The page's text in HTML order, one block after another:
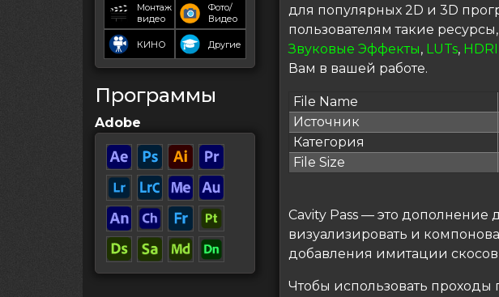
Монтаж
видео
Фото/
Видео
КИНО Другие
Программы
Adobe
для популярных 2D и 3D
пользователям такие
Звуковые Эффекты, LUTs, HDRI
Вам в вашей работе.
File Name
Источник
Категория
File Size
Cavity Pass — это
визуализировать и
добавления имитации скосов
Чтобы использовать проходы